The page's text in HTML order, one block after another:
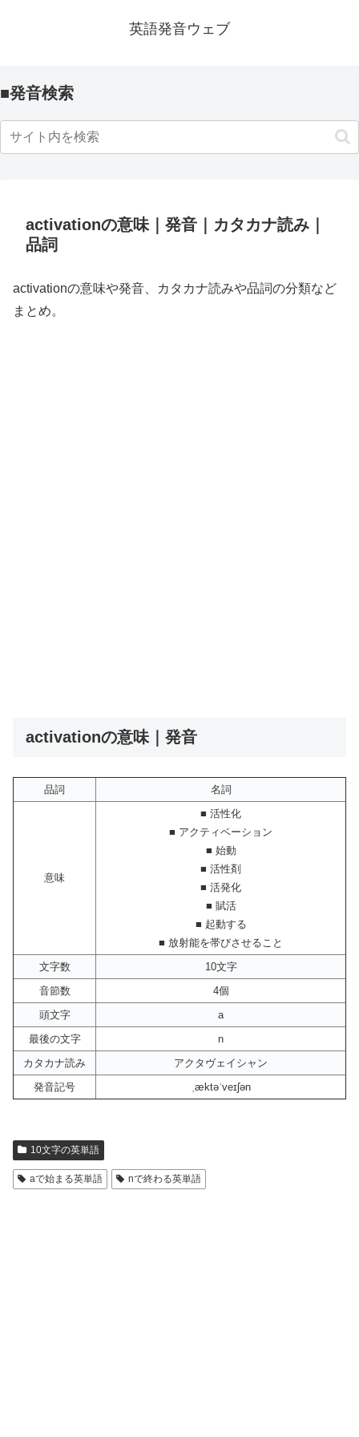
英語発音ウェブ
■発音検索
activationの意味｜発音｜カタカナ読み｜
品詞
activationの意味や発音、カタカナ読みや品詞の分類など
まとめ。
activationの意味｜発音
品詞 名詞
意味
■ 活性化
■ アクティベーション
■ 始動
■ 活性剤
■ 活発化
■ 賦活
■ 起動する
■ 放射能を帯びさせること
文字数
10文字
音節数
4個
頭文字
a
最後の文字
n
カタカナ読み
アクタヴェイシャン
発音記号
ˌæktəˈveɪʃən
10文字の英単語
aで始まる英単語 nで終わる英単語